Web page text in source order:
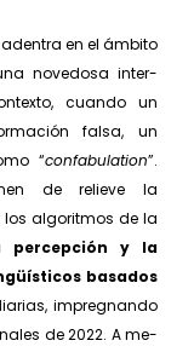
en el ámbito
novedosa inter­
cuando un
falsa, un
“confa­bulation”.
de relieve la
algoritmos de la
per­cepción y la
basados
impregnando
de 2022. A me­